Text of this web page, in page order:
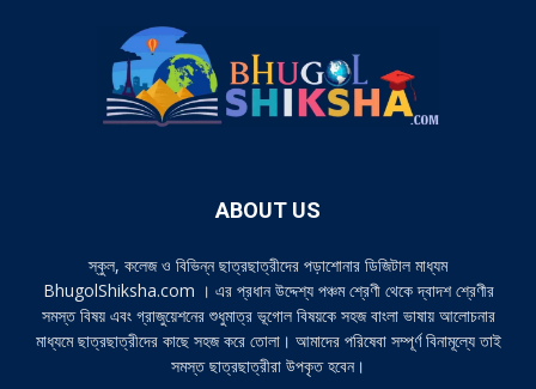
ABOUT US
স্কুল, কলেজ ও বিভিন্ন ছাত্রছাত্রীদের পড়াশোনার ডিজিটাল মাধ্যম
BhugolShiksha.com । এর প্রধান উদ্দেশ্য পঞ্চম শ্রেণী থেকে দ্বাদশ শ্রেণীর
সমস্ত বিষয় এবং গ্রাজুয়েশনের শুধুমাত্র ভূগোল বিষয়কে সহজ বাংলা ভাষায় আলোচনার
মাধ্যমে ছাত্রছাত্রীদের কাছে সহজ করে তোলা। আমাদের পরিষেবা সম্পূর্ণ বিনামূল্যে তাই
সমস্ত ছাত্রছাত্রীরা উপকৃত হবেন।